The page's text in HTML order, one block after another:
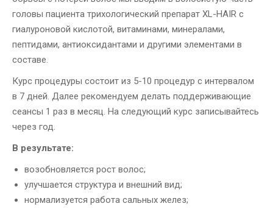
головы пациента трихологический препарат XL-HAIR с
гиалуроновой кислотой, витаминами, минералами,
пептидами, антиоксидантами и другими элементами в
составе.
Курс процедуры состоит из 5-10 процедур с интервалом
в 7 дней. Далее рекомендуем делать поддерживающие
сеансы 1 раз в месяц. На следующий курс записывайтесь
через год.
В результате:
возобновляется рост волос;
улучшается структура и внешний вид;
нормализуется работа сальных желез;